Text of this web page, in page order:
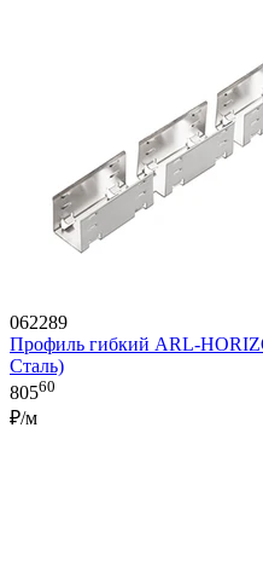
062289
Профиль гибкий ARL-
Сталь)
80560
₽/м